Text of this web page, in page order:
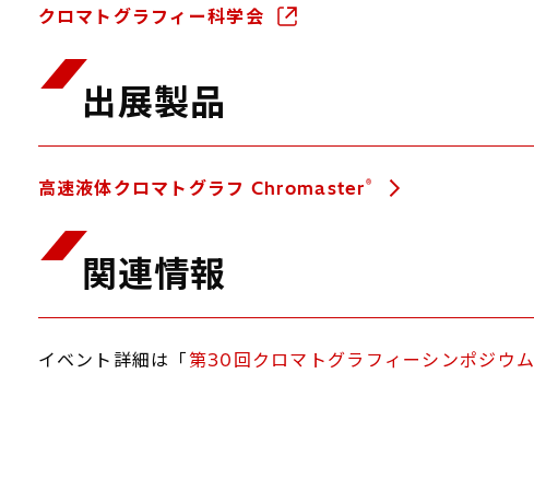
クロマトグラフィー科学会
出展製品
高速液体クロマトグラフ Chromaster®
関連情報
イベント詳細は「第30回クロマトグラフィーシンポジウム